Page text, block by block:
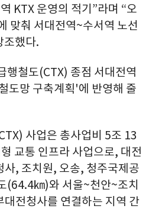
KTX 운영의 적기”라며 “오
맞춰 서대전역~수서역 노선
조했다.
행철도(CTX) 종점 서대전역
도망 구축계획'에 반영해 줄
사업은 총사업비 5조 13
교통 인프라 사업으로, 대전
사, 조치원, 오송, 청주국제공
(64.4㎞)와 서울~천안~조치
전청사를 연결하는 지역 간